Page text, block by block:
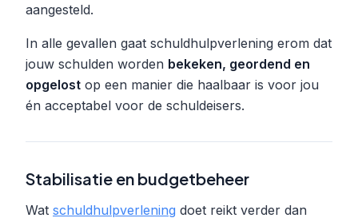
aangesteld.
In alle gevallen gaat schuldhulpverlening erom dat
jouw schulden worden bekeken, geordend en
opgelost op een manier die haalbaar is voor jou
én acceptabel voor de schuldeisers.
Stabilisatie en budgetbeheer
Wat schuldhulpverlening doet reikt verder dan